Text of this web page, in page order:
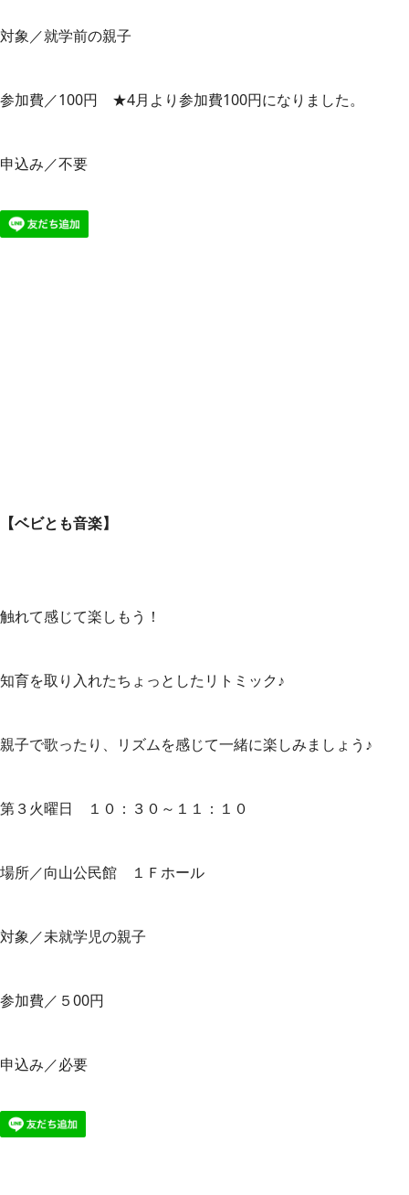
対象／就学前の親子
参加費／100円 ★4月より参加費100円になりました。
申込み／不要
【ベビとも音楽】
触れて感じて楽しもう！
知育を取り入れたちょっとしたリトミック♪
親子で歌ったり、リズムを感じて一緒に楽しみましょう♪
第３火曜日 １０：３０～１１：１０
場所／向山公民館 １Ｆホール
対象／未就学児の親子
参加費／５00円
申込み／必要